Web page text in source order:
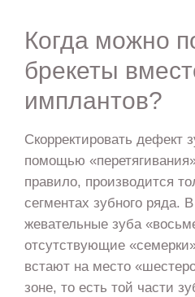
Когда можно
брекеты
имплантов?
Скорректировать дефект
помощью
правило, производится
сегментах зубного ряда.
жевательные зуба
отсутствующие
встают на место
зоне, то есть той части